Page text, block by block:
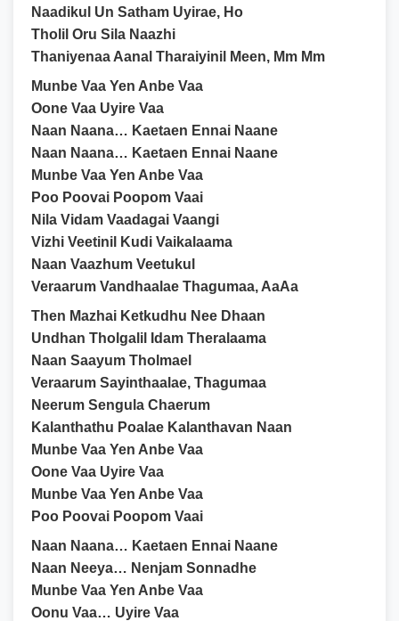
Naadikul Un Satham Uyirae, Ho
Tholil Oru Sila Naazhi
Thaniyenaa Aanal Tharaiyinil Meen, Mm Mm
Munbe Vaa Yen Anbe Vaa
Oone Vaa Uyire Vaa
Naan Naana… Kaetaen Ennai Naane
Naan Naana… Kaetaen Ennai Naane
Munbe Vaa Yen Anbe Vaa
Poo Poovai Poopom Vaai
Nila Vidam Vaadagai Vaangi
Vizhi Veetinil Kudi Vaikalaama
Naan Vaazhum Veetukul
Veraarum Vandhaalae Thagumaa, AaAa
Then Mazhai Ketkudhu Nee Dhaan
Undhan Tholgalil Idam Theralaama
Naan Saayum Tholmael
Veraarum Sayinthaalae, Thagumaa
Neerum Sengula Chaerum
Kalanthathu Poalae Kalanthavan Naan
Munbe Vaa Yen Anbe Vaa
Oone Vaa Uyire Vaa
Munbe Vaa Yen Anbe Vaa
Poo Poovai Poopom Vaai
Naan Naana… Kaetaen Ennai Naane
Naan Neeya… Nenjam Sonnadhe
Munbe Vaa Yen Anbe Vaa
Oonu Vaa… Uyire Vaa